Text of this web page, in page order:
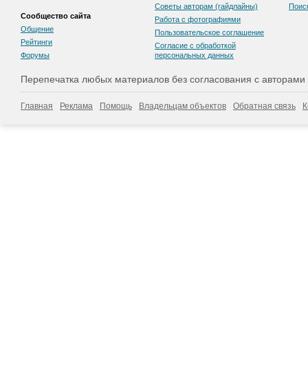
Сообщество сайта
Общение
Рейтинги
Форумы
Советы авторам (гайдлайны)
Работа с фотографиями
Пользовательскоe соглашение
Согласие с обработкой
персональных данных
Перепечатка любых материалов без согласования с
Главная Реклама Помощь Владельцам объектов Обратная связь